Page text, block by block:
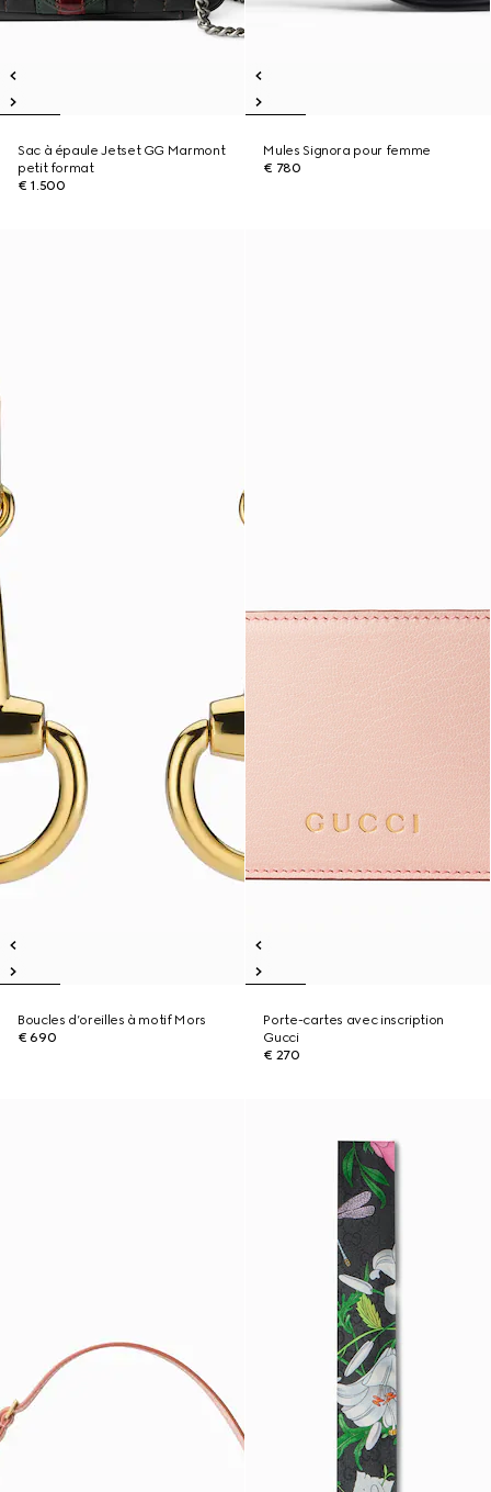
Sac à épaule Jetset GG Marmont
petit format
€ 1.500
Mules Signora pour femme
€ 780
Boucles d’oreilles à motif Mors
€ 690
Porte-cartes avec inscription
Gucci
€ 270